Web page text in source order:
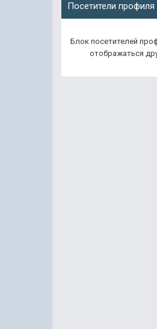
Посетители профиля
Блок посетителей
отображаться